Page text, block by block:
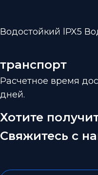
Водостойкий lPX5
транспорт
Расчетное время
дней.
Хотите
Свяжитесь с